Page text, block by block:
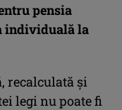
pensia
individuală la
recalculată şi
legi nu poate fi